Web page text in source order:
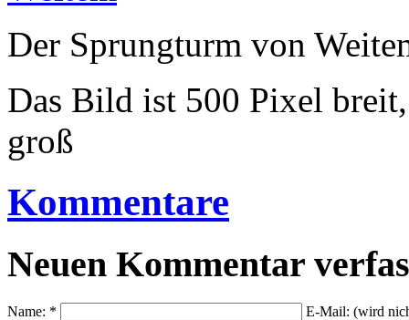
Der Sprungturm von
Das Bild ist 500 Pixel
groß
Kommentare
Neuen Kommentar
Name: *
E-Mail: (wird